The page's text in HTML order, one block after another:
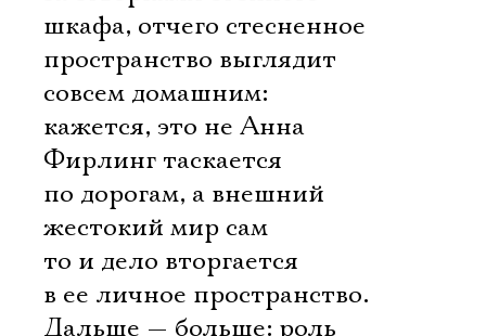
шкафа, отчего стесненное
пространство выглядит
совсем домашним:
кажется, это не Анна
Фирлинг таскается
по дорогам, а внешний
жестокий мир сам
то и дело вторгается
в ее личное пространство.
Дальше — больше: роль